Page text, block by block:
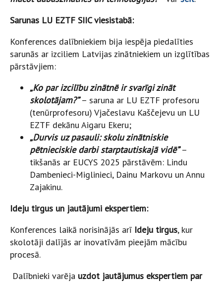
Sarunas LU EZTF SIIC viesistabā:
Konferences dalībniekiem bija iespēja piedalīties
sarunās ar izciliem Latvijas zinātniekiem un izglītības
pārstāvjiem:
„Ko par izcilību zinātnē ir svarīgi zināt
skolotājam?”– saruna ar LU EZTF profesoru
(tenūrprofesoru) Vjačeslavu Kaščejevu un LU
EZTF dekānu Aigaru Ekeru;
„Durvis uz pasauli: skolu zinātniskie
pētnieciskie darbi starptautiskajā vidē”–
tikšanās ar EUCYS 2025 pārstāvēm: Lindu
Dambenieci-Miglinieci, Dainu Markovu un Annu
Zajakinu.
Ideju tirgus un jautājumi ekspertiem:
Konferences laikā norisinājās arī Ideju tirgus, kur
skolotāji dalījās ar inovatīvām pieejām mācību
procesā.
Dalībnieki varēja uzdot jautājumus ekspertiem par